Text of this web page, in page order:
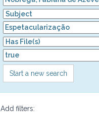
Start a new search
Add filters: